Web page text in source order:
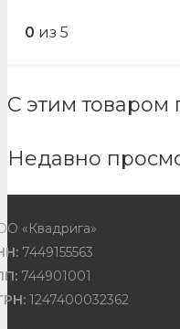
0 из 5
С этим товаром
Недавно
«Квадрига»
7449155563
744901001
1247400032362